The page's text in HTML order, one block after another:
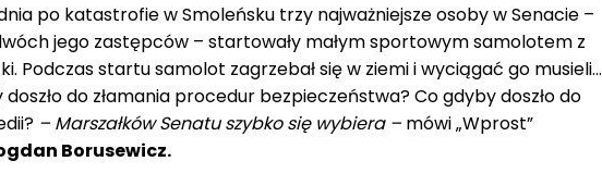
po katastrofie w Smoleńsku trzy najważniejsze osoby w Senacie –
jego zastępców – startowały małym sportowym samolotem z
Podczas startu samolot zagrzebał się w ziemi i wyciągać go musieli…
doszło do złamania procedur bezpieczeństwa? Co gdyby doszło do
– Marszałków Senatu szybko się wybiera – mówi „Wprost”
Borusewicz.